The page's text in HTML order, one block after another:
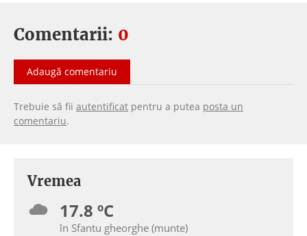
Comentarii: 0
Adaugă comentariu
Trebuie să fii autentificat pentru a putea posta un
comentariu.
Vremea
17.8 ºC
în Sfantu gheorghe (munte)